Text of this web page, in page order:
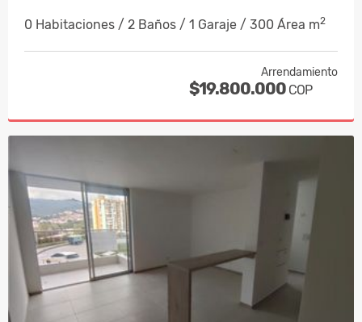
0 Habitaciones / 2 Baños / 1 Garaje / 300 Área m2
Arrendamiento
$19.800.000 COP